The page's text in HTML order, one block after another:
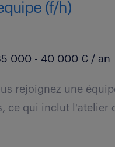
(f/h)
000 - 40 000 € / an
rejoignez une
ce qui inclut l'atelier